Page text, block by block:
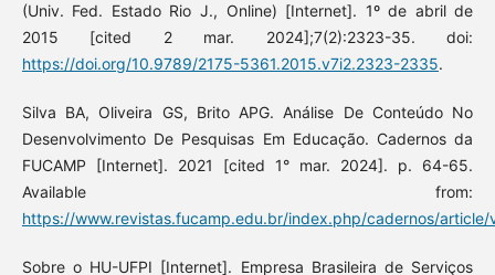
(Univ. Fed. Estado Rio J., Online) [Internet]. 1º de abril de
2015 [cited 2 mar. 2024];7(2):2323-35. doi:
https://doi.org/10.9789/2175-5361.2015.v7i2.2323-2335.
Silva BA, Oliveira GS, Brito APG. Análise De Conteúdo No
Desenvolvimento De Pesquisas Em Educação. Cadernos da
FUCAMP [Internet]. 2021 [cited 1° mar. 2024]. p. 64-65.
Available from:
https://www.revistas.fucamp.edu.br/index.php/cadernos/
Sobre o HU-UFPI [Internet]. Empresa Brasileira de Serviços